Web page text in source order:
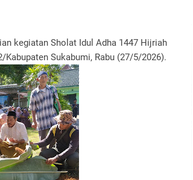
kegiatan Sholat Idul Adha 1447 Hijriah
Sukabumi, Rabu (27/5/2026).